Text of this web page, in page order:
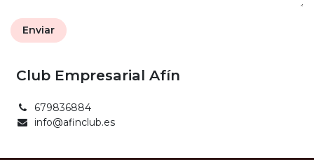
Enviar
Club Empresarial Afín
679836884
info@afinclub.es